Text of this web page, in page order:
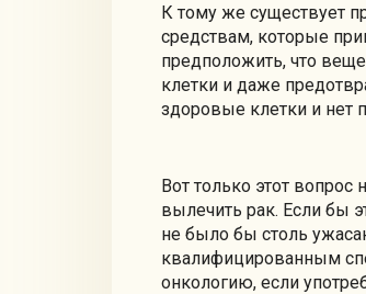
К тому же существует
средствам, которые
предположить, что
клетки и даже
здоровые клетки и нет
Вот только этот вопрос
вылечить рак. Если бы
не было бы столь
квалифицированным
онкологию, если